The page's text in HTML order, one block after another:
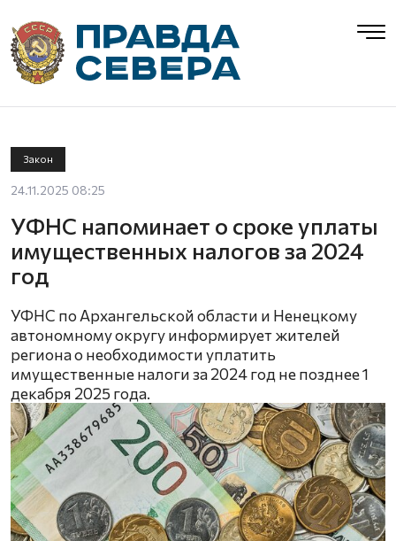
Закон
24.11.2025 08:25
УФНС напоминает о сроке уплаты
имущественных налогов за 2024
год
УФНС по Архангельской области и Ненецкому
автономному округу информирует жителей
региона о необходимости уплатить
имущественные налоги за 2024 год не позднее 1
декабря 2025 года.